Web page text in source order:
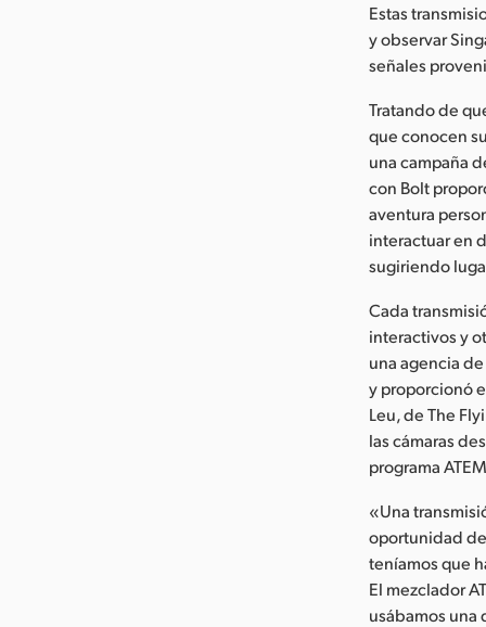
Estas
y observar
señales
Tratando de
que conocen
una campaña
con Bolt
aventura
interactuar en
sugiriendo
Cada
interactivos y
una agencia
y proporcionó
Leu, de The
las cámaras
programa
«Una
oportunidad
teníamos que
El mezclador
usábamos